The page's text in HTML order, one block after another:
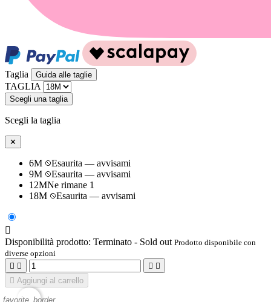
Taglia Guida alle taglie
TAGLIA
Scegli una taglia
Scegli la taglia
✕
6M
Esaurita — avvisami
9M
Esaurita — avvisami
12MNe rimane 1
18M
Esaurita — avvisami

Disponibilità prodotto: Terminato - Sold out Prodotto disponibile con
diverse opzioni
   
 Aggiungi al carrello
favorite_border